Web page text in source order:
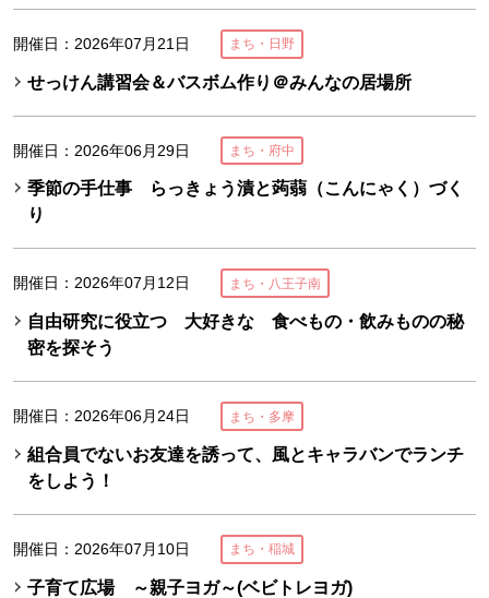
開催日：2026年07月21日 まち・日野
せっけん講習会＆バスボム作り＠みんなの居場所
開催日：2026年06月29日 まち・府中
季節の手仕事 らっきょう漬と蒟蒻（こんにゃく）づく
り
開催日：2026年07月12日 まち・八王子南
自由研究に役立つ 大好きな 食べもの・飲みものの秘
密を探そう
開催日：2026年06月24日 まち・多摩
組合員でないお友達を誘って、風とキャラバンでランチ
をしよう！
開催日：2026年07月10日 まち・稲城
子育て広場 ～親子ヨガ～(ベビトレヨガ)